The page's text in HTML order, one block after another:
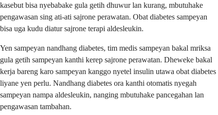
kasebut bisa nyebabake gula getih dhuwur lan kurang, mbutuhake
pengawasan sing ati-ati sajrone perawatan. Obat diabetes sampeyan
bisa uga kudu diatur sajrone terapi aldesleukin.
Yen sampeyan nandhang diabetes, tim medis sampeyan bakal mriksa
gula getih sampeyan kanthi kerep sajrone perawatan. Dheweke bakal
kerja bareng karo sampeyan kanggo nyetel insulin utawa obat diabetes
liyane yen perlu. Nandhang diabetes ora kanthi otomatis nyegah
sampeyan nampa aldesleukin, nanging mbutuhake pancegahan lan
pengawasan tambahan.